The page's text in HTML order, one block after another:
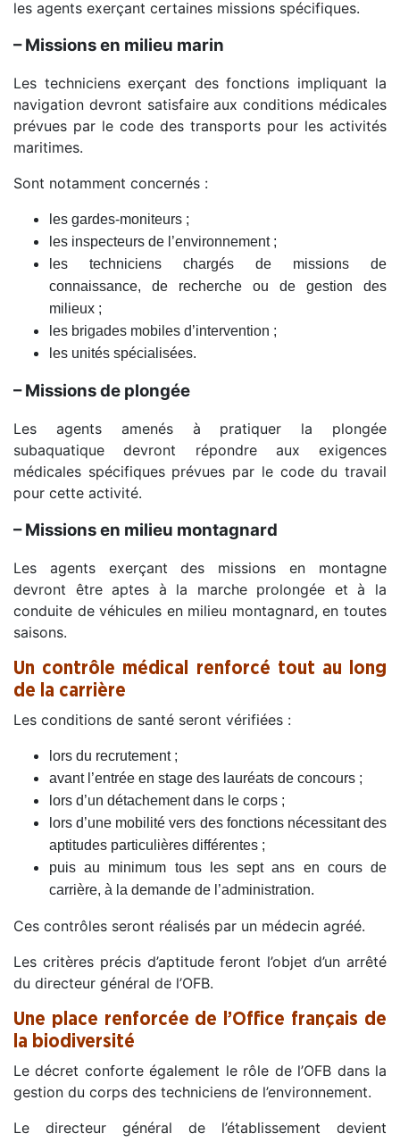
les agents exerçant certaines missions spécifiques.
– Missions en milieu marin
Les techniciens exerçant des fonctions impliquant la
navigation devront satisfaire aux conditions médicales
prévues par le code des transports pour les activités
maritimes.
Sont notamment concernés :
les gardes-moniteurs ;
les inspecteurs de l’environnement ;
les techniciens chargés de missions de
connaissance, de recherche ou de gestion des
milieux ;
les brigades mobiles d’intervention ;
les unités spécialisées.
– Missions de plongée
Les agents amenés à pratiquer la plongée
subaquatique devront répondre aux exigences
médicales spécifiques prévues par le code du travail
pour cette activité.
– Missions en milieu montagnard
Les agents exerçant des missions en montagne
devront être aptes à la marche prolongée et à la
conduite de véhicules en milieu montagnard, en toutes
saisons.
Un contrôle médical renforcé tout au long
de la carrière
Les conditions de santé seront vérifiées :
lors du recrutement ;
avant l’entrée en stage des lauréats de concours ;
lors d’un détachement dans le corps ;
lors d’une mobilité vers des fonctions nécessitant des
aptitudes particulières différentes ;
puis au minimum tous les sept ans en cours de
carrière, à la demande de l’administration.
Ces contrôles seront réalisés par un médecin agréé.
Les critères précis d’aptitude feront l’objet d’un arrêté
du directeur général de l’OFB.
Une place renforcée de l’Office français de
la biodiversité
Le décret conforte également le rôle de l’OFB dans la
gestion du corps des techniciens de l’environnement.
Le directeur général de l’établissement devient